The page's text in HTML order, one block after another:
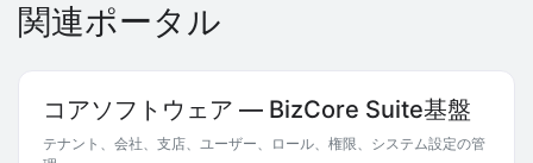
関連ポータル
コアソフトウェア — BizCore Suite基盤
テナント、会社、支店、ユーザー、ロール、権限、システム設定の管